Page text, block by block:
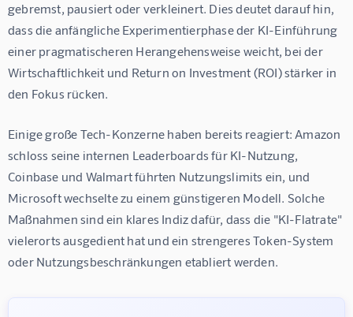
gebremst, pausiert oder verkleinert. Dies deutet darauf hin,
dass die anfängliche Experimentierphase der KI-Einführung
einer pragmatischeren Herangehensweise weicht, bei der
Wirtschaftlichkeit und Return on Investment (ROI) stärker in
den Fokus rücken.
Einige große Tech-Konzerne haben bereits reagiert: Amazon
schloss seine internen Leaderboards für KI-Nutzung,
Coinbase und Walmart führten Nutzungslimits ein, und
Microsoft wechselte zu einem günstigeren Modell. Solche
Maßnahmen sind ein klares Indiz dafür, dass die "KI-Flatrate"
vielerorts ausgedient hat und ein strengeres Token-System
oder Nutzungsbeschränkungen etabliert werden.